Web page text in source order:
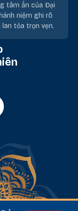
tâm ấn của Đại
niệm ghi rõ
tỏa trọn vẹn.